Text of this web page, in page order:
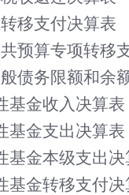
移支付决算表
预算专项转移
债务限额和余
基金收入决算表
基金支出决算表
基金本级支出决
基金转移支付决